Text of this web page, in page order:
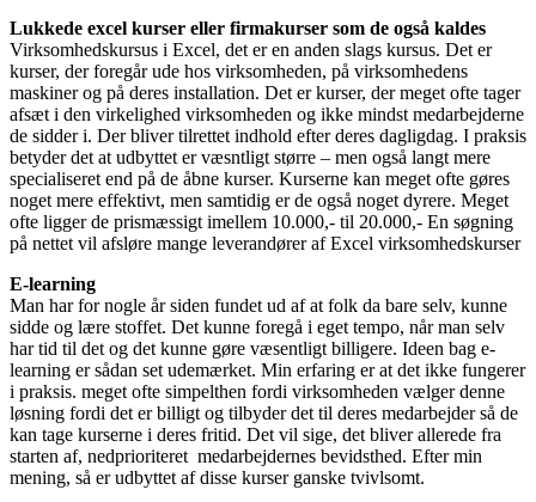
Lukkede excel kurser eller firmakurser som de også kaldes
Virksomhedskursus i Excel, det er en anden slags kursus. Det er
kurser, der foregår ude hos virksomheden, på virksomhedens
maskiner og på deres installation. Det er kurser, der meget ofte tager
afsæt i den virkelighed virksomheden og ikke mindst medarbejderne
de sidder i. Der bliver tilrettet indhold efter deres dagligdag. I praksis
betyder det at udbyttet er væsntligt større – men også langt mere
specialiseret end på de åbne kurser. Kurserne kan meget ofte gøres
noget mere effektivt, men samtidig er de også noget dyrere. Meget
ofte ligger de prismæssigt imellem 10.000,- til 20.000,- En søgning
på nettet vil afsløre mange leverandører af Excel virksomhedskurser
E-learning
Man har for nogle år siden fundet ud af at folk da bare selv, kunne
sidde og lære stoffet. Det kunne foregå i eget tempo, når man selv
har tid til det og det kunne gøre væsentligt billigere. Ideen bag e-
learning er sådan set udemærket. Min erfaring er at det ikke fungerer
i praksis. meget ofte simpelthen fordi virksomheden vælger denne
løsning fordi det er billigt og tilbyder det til deres medarbejder så de
kan tage kurserne i deres fritid. Det vil sige, det bliver allerede fra
starten af, nedprioriteret medarbejdernes bevidsthed. Efter min
mening, så er udbyttet af disse kurser ganske tvivlsomt.